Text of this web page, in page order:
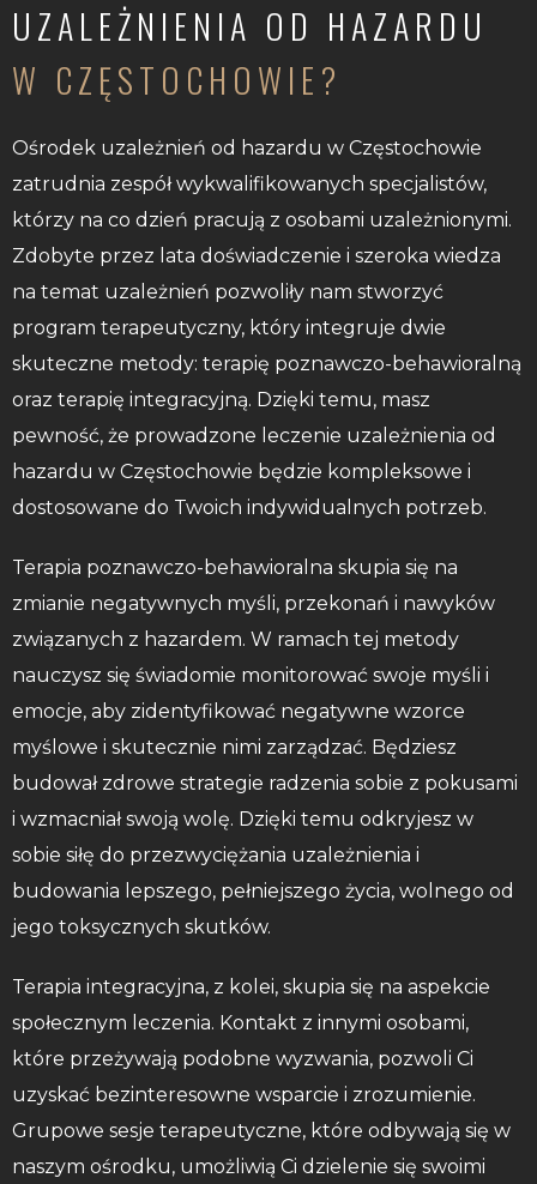
UZALEŻNIENIA OD HAZARDU
W CZĘSTOCHOWIE?
Ośrodek uzależnień od hazardu w Częstochowie
zatrudnia zespół wykwalifikowanych specjalistów,
którzy na co dzień pracują z osobami uzależnionymi.
Zdobyte przez lata doświadczenie i szeroka wiedza
na temat uzależnień pozwoliły nam stworzyć
program terapeutyczny, który integruje dwie
skuteczne metody: terapię poznawczo-behawioralną
oraz terapię integracyjną. Dzięki temu, masz
pewność, że prowadzone leczenie uzależnienia od
hazardu w Częstochowie będzie kompleksowe i
dostosowane do Twoich indywidualnych potrzeb.
Terapia poznawczo-behawioralna skupia się na
zmianie negatywnych myśli, przekonań i nawyków
związanych z hazardem. W ramach tej metody
nauczysz się świadomie monitorować swoje myśli i
emocje, aby zidentyfikować negatywne wzorce
myślowe i skutecznie nimi zarządzać. Będziesz
budował zdrowe strategie radzenia sobie z pokusami
i wzmacniał swoją wolę. Dzięki temu odkryjesz w
sobie siłę do przezwyciężania uzależnienia i
budowania lepszego, pełniejszego życia, wolnego od
jego toksycznych skutków.
Terapia integracyjna, z kolei, skupia się na aspekcie
społecznym leczenia. Kontakt z innymi osobami,
które przeżywają podobne wyzwania, pozwoli Ci
uzyskać bezinteresowne wsparcie i zrozumienie.
Grupowe sesje terapeutyczne, które odbywają się w
naszym ośrodku, umożliwią Ci dzielenie się swoimi